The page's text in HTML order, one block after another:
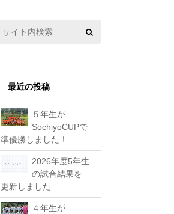
最近の投稿
５年生が
SochiyoCUPで
準優勝しました！
2026年度5年生
の試合結果を
更新しました
４年生が